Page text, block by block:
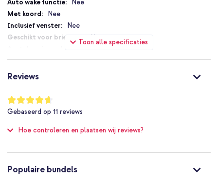
Toon alle specificaties
Nee
Nee
Nee
Nee
Magneetsluiting
MagSafe Compatible
Geen extra valbescherming
Goed
Nee
Reviews
Waardering:
93
%
of
Gebaseerd op 11 reviews
Hoe controleren en plaatsen wij reviews?
Populaire bundels